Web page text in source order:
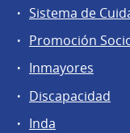
Sistema de
Promoción
Inmayores
Discapacidad
Inda